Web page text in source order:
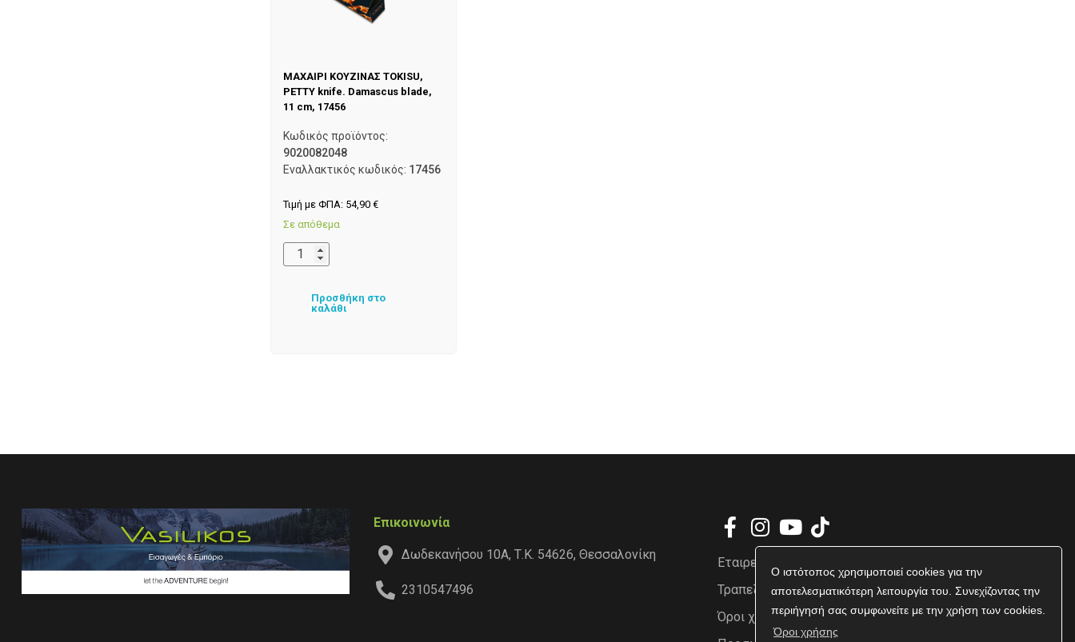
Ο ιστότοπος χρησιμοποιεί cookies για την
αποτελεσματικότερη λειτουργία του. Συνεχίζοντας την
περιήγησή σας συμφωνείτε με την χρήση των cookies.
Όροι χρήσης
ΜΑΧΑΙΡΙ ΚΟΥΖΙΝΑΣ TOKISU,
PETTY knife. Damascus blade,
11 cm, 17456
Κωδικός προϊόντος:
9020082048
Εναλλακτικός κωδικός: 17456
Τιμή με ΦΠΑ: 54,90 €
Σε απόθεμα
Προσθήκη στο
καλάθι
Επικοινωνία
Δωδεκανήσου 10Α, Τ.Κ. 54626, Θεσσαλονίκη
2310547496
Εταιρεία
Τραπεζικοί Λογαριασμοί
Όροι χρήσης